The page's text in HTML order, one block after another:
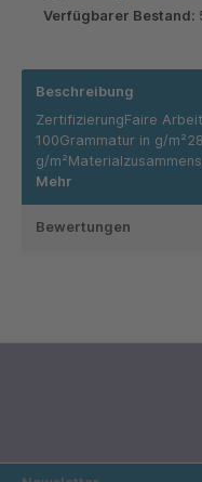
Verfügbarer Bestand:
Beschreibung
ZertifizierungFaire
100Grammatur in g/
g/
Mehr
Bewertungen